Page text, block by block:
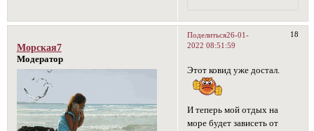
Поделиться 18
26-01-
2022 08:51:59
Морская7
Модератор
Этот ковид уже достал.
И теперь мой отдых на
море будет зависеть от